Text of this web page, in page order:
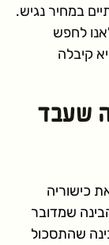
במחיר נגיש.
לחפש
קיבלה
שעבד
כישוריה
שמדובר
שהתסכול